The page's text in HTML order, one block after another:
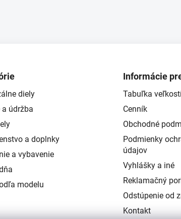
diely
a údržba
a doplnky
a vybavenie
modelu
Informácie
Tabuľka
Cenník
Obchodné
Podmienky
údajov
Vyhlášky a iné
Reklamačný
Odstúpenie od
Kontakt